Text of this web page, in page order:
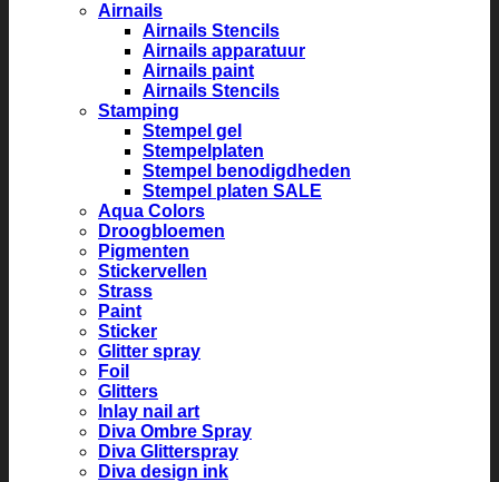
Airnails
Airnails Stencils
Airnails apparatuur
Airnails paint
Airnails Stencils
Stamping
Stempel gel
Stempelplaten
Stempel benodigdheden
Stempel platen SALE
Aqua Colors
Droogbloemen
Pigmenten
Stickervellen
Strass
Paint
Sticker
Glitter spray
Foil
Glitters
Inlay nail art
Diva Ombre Spray
Diva Glitterspray
Diva design ink